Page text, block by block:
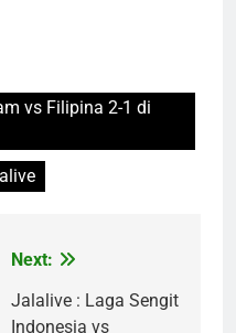
vs Filipina 2-1 di
Next:
Jalalive : Laga Sengit
Indonesia vs